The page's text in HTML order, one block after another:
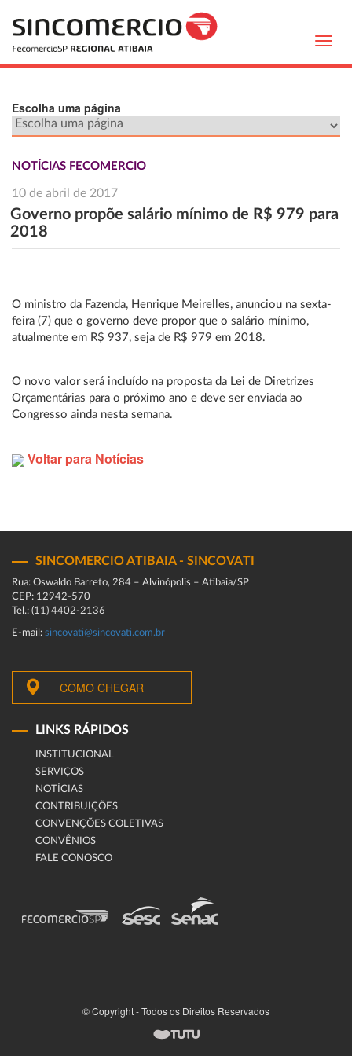
Escolha uma página
NOTÍCIAS FECOMERCIO
10 de abril de 2017
Governo propõe salário mínimo de R$ 979 para
2018
O ministro da Fazenda, Henrique Meirelles, anunciou na sexta-
feira (7) que o governo deve propor que o salário mínimo,
atualmente em R$ 937, seja de R$ 979 em 2018.
O novo valor será incluído na proposta da Lei de Diretrizes
Orçamentárias para o próximo ano e deve ser enviada ao
Congresso ainda nesta semana.
Voltar para Notícias
SINCOMERCIO ATIBAIA - SINCOVATI
Rua: Oswaldo Barreto, 284 – Alvinópolis – Atibaia/SP
CEP: 12942-570
Tel.: (11) 4402-2136
E-mail: sincovati@sincovati.com.br
COMO CHEGAR
LINKS RÁPIDOS
INSTITUCIONAL
SERVIÇOS
NOTÍCIAS
CONTRIBUIÇÕES
CONVENÇÕES COLETIVAS
CONVÊNIOS
FALE CONOSCO
© Copyright - Todos os Direitos Reservados